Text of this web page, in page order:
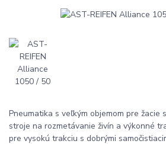
Pneumatika s veľkým objemom pre žacie
stroje na rozmetávanie živín a výkonné
pre vysokú trakciu s dobrými